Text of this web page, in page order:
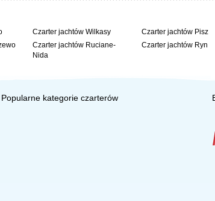
Czarter jachtów Wilkasy
Czarter jachtów Ruciane-
Nida
Czarter jachtów Pisz
Czarter jachtów Ryn
Popularne kategorie czarterów